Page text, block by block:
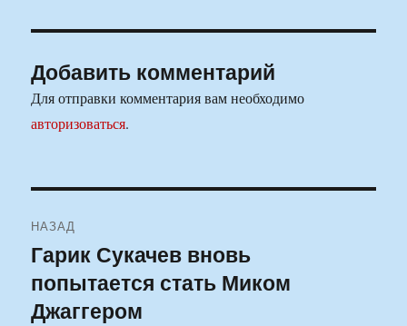
Добавить комментарий
Для отправки комментария вам необходимо
авторизоваться.
по
записям
НАЗАД
Предыдущая
запись:
Гарик Сукачев вновь
попытается стать Миком
Джаггером